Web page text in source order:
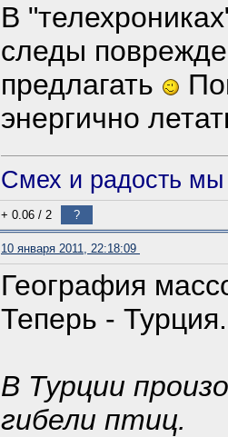
В
следы
предлагать
энергично
Смех и радость
+ 0.06 / 2 ?
10 января 2011, 22:18:09
География
Теперь - Турция.
В Турции
гибели птиц.